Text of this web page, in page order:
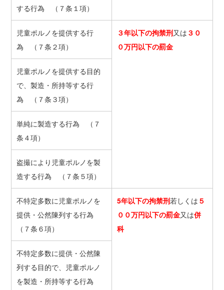
する行為 （７条１項）
児童ポルノを提供する行
為 （７条２項）
３年以下の拘禁刑又は ３０
０万円以下の罰金
児童ポルノを提供する目的
で、製造・所持等する行
為 （７条３項）
単純に製造する行為 （７
条４項）
盗撮により児童ポルノを製
造する行為 （７条５項）
不特定多数に児童ポルノを
提供・公然陳列する行為
（７条６項）
5年以下の拘禁刑若しくは ５
００万円以下の罰金又は併
科
不特定多数に提供・公然陳
列する目的で、児童ポルノ
を製造・所持等する行為